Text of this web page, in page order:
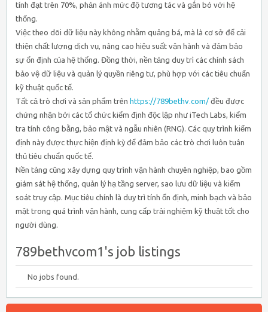
tính đạt trên 70%, phản ánh mức độ tương tác và gắn bó với hệ
thống.
Việc theo dõi dữ liệu này không nhằm quảng bá, mà là cơ sở để cải
thiện chất lượng dịch vụ, nâng cao hiệu suất vận hành và đảm bảo
sự ổn định của hệ thống. Đồng thời, nền tảng duy trì các chính sách
bảo vệ dữ liệu và quản lý quyền riêng tư, phù hợp với các tiêu chuẩn
kỹ thuật quốc tế.
Tất cả trò chơi và sản phẩm trên https://789bethv.com/ đều được
chứng nhận bởi các tổ chức kiểm định độc lập như iTech Labs, kiểm
tra tính công bằng, bảo mật và ngẫu nhiên (RNG). Các quy trình kiểm
định này được thực hiện định kỳ để đảm bảo các trò chơi luôn tuân
thủ tiêu chuẩn quốc tế.
Nền tảng cũng xây dựng quy trình vận hành chuyên nghiệp, bao gồm
giám sát hệ thống, quản lý hạ tầng server, sao lưu dữ liệu và kiểm
soát truy cập. Mục tiêu chính là duy trì tính ổn định, minh bạch và bảo
mật trong quá trình vận hành, cung cấp trải nghiệm kỹ thuật tốt cho
người dùng.
789bethvcom1's job listings
No jobs found.